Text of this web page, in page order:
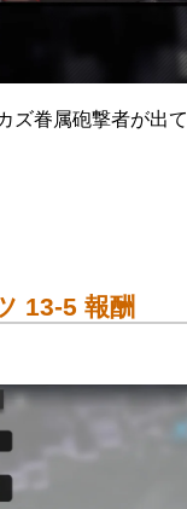
ズ眷属砲撃者が出
13-5 報酬